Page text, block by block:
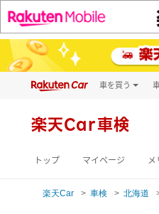
車を買う
新車
楽天Car車検
トップ マイページ メ
楽天Car 車検 北海道